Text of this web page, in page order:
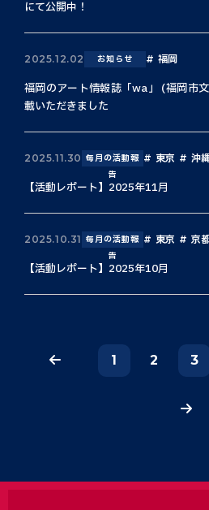
にて公開中！
2025.12.02 お知らせ 福岡
福岡のアート情報誌「wa」 (福岡市
載いただきました
2025.11.30 毎月の活動報
告
東京 沖
【活動レポート】2025年11月
2025.10.31 毎月の活動報
告
東京 京
【活動レポート】2025年10月
1 2 3